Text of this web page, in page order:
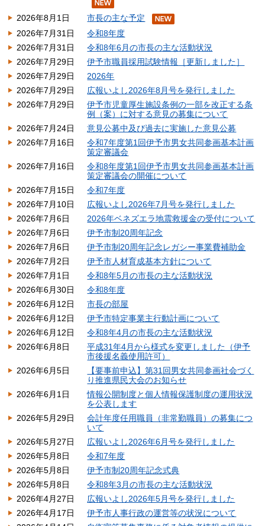
2026年8月1日
市長の主な予定
2026年7月31日
令和8年度
2026年7月31日
令和8年6月の市長の主な活動状況
2026年7月29日
伊予市職員採用試験情報［更新しました］
2026年7月29日
2026年
2026年7月29日
広報いよし2026年8月号を発行しました
2026年7月29日
伊予市児童厚生施設条例の一部を改正する条
例（案）に対する意見の募集について
2026年7月24日
意見公募中及び過去に実施した意見公募
2026年7月16日
令和7年度第1回伊予市男女共同参画基本計画
策定審議会
2026年7月16日
令和8年度第1回伊予市男女共同参画基本計画
策定審議会の開催について
2026年7月15日
令和7年度
2026年7月10日
広報いよし2026年7月号を発行しました
2026年7月6日
2026年ベネズエラ地震救援金の受付について
2026年7月6日
伊予市制20周年記念
2026年7月6日
伊予市制20周年記念レガシー事業費補助金
2026年7月2日
伊予市人材育成基本方針について
2026年7月1日
令和8年5月の市長の主な活動状況
2026年6月30日
令和8年度
2026年6月12日
市長の部屋
2026年6月12日
伊予市特定事業主行動計画について
2026年6月12日
令和8年4月の市長の主な活動状況
2026年6月8日
平成31年4月から様式を変更しました（伊予
市後援名義使用許可）
2026年6月5日
【要事前申込】第31回男女共同参画社会づく
り推進県民大会のお知らせ
2026年6月1日
情報公開制度と個人情報保護制度の運用状況
を公表します
2026年5月29日
会計年度任用職員（非常勤職員）の募集につ
いて
2026年5月27日
広報いよし2026年6月号を発行しました
2026年5月8日
令和7年度
2026年5月8日
伊予市制20周年記念式典
2026年5月8日
令和8年3月の市長の主な活動状況
2026年4月27日
広報いよし2026年5月号を発行しました
2026年4月17日
伊予市人事行政の運営等の状況について